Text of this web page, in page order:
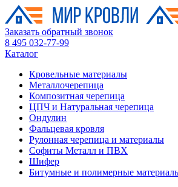
Заказать обратный звонок
8 495 032-77-99
Каталог
Кровельные материалы
Металлочерепица
Композитная черепица
ЦПЧ и Натуральная черепица
Ондулин
Фальцевая кровля
Рулонная черепица и материалы
Софиты Металл и ПВХ
Шифер
Битумные и полимерные